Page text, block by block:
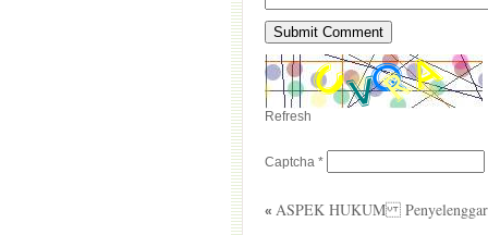
Refresh
Captcha *
« ASPEK HUKUM